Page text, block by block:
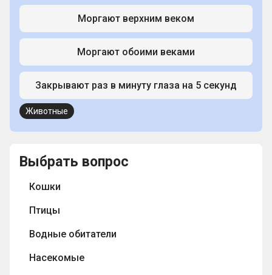
Моргают верхним веком
Моргают обоими веками
Закрывают раз в минуту глаза на 5 секунд
Животные
Выбрать вопрос
Кошки
Птицы
Водные обитатели
Насекомые